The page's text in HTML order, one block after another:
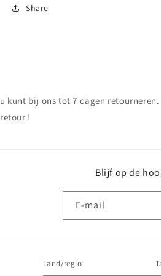
Share
u kunt bij ons tot 7 dagen
retour !
Blijf op de
E‑mail
Land/regio